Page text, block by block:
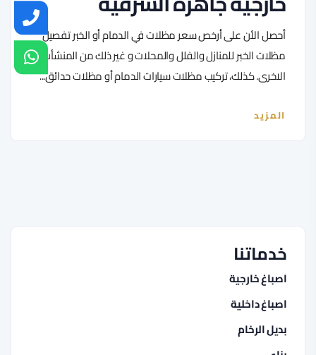
أحصل الأن على أرخص سعر مظلات في الدمام أو الخبر تفصيل
مظلات الخبر للمنازل والفلل والمحلات و غير ذلك من المنشأت
الاخرى. كذلك، تركيب مظلات سيارات الدمام أو مظلات حدائق...
المزيد
خدماتنا
اصباغ خارجية
اصباغ داخلية
بديل الرخام